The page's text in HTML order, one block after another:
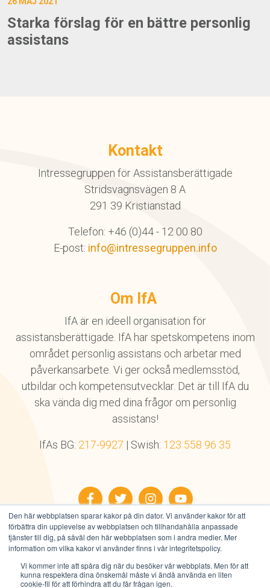
Den här webbplatsen sparar kakor på din dator. Vi använder kakor för att
förbättra din upplevelse av webbplatsen och tillhandahålla anpassade
tjänster till dig, på såväl den här webbplatsen som i andra medier. Mer
information om vilka kakor vi använder finns i vår integritetspolicy.
Vi kommer inte att spåra dig när du besöker vår webbplats. Men för att
kunna respektera dina önskemål måste vi ändå använda en liten
cookie-fil för att förhindra att du får frågan igen.
Starka förslag för en bättre personlig
assistans
Kontakt
Intressegruppen för Assistansberättigade
Stridsvagnsvägen 8 A
291 39 Kristianstad
Telefon: +46 (0)44 - 12 00 80
E-post: info@intressegruppen.info
Om IfA
IfA är en ideell organisation för
assistansberättigade. IfA har spetskompetens inom
området personlig assistans och arbetar med
påverkansarbete. Vi ger också medlemsstöd,
utbildar och kompetensutvecklar. Det är till IfA du
ska vända dig med dina frågor om personlig
assistans!
IfAs BG: 217-9927 | Swish: 123 558 96 35
FacebookTwitterInstagramYouTube
Alla rättigheter reserverade © IfA 2026
Integritetspolicy|Användarvillkor